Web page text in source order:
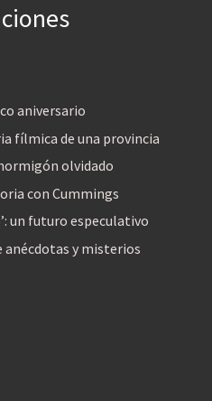
aniversario
fílmica de una provincia
olvidado
con Cummings
un futuro especulativo
anécdotas y misterios